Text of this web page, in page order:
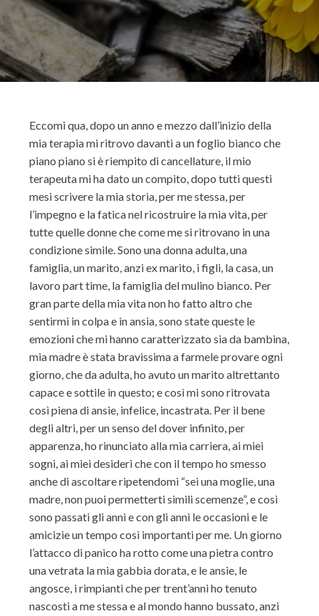
Eccomi qua, dopo un anno e mezzo dall’inizio della
mia terapia mi ritrovo davanti a un foglio bianco che
piano piano si è riempito di cancellature, il mio
terapeuta mi ha dato un compito, dopo tutti questi
mesi scrivere la mia storia, per me stessa, per
l’impegno e la fatica nel ricostruire la mia vita, per
tutte quelle donne che come me si ritrovano in una
condizione simile. Sono una donna adulta, una
famiglia, un marito, anzi ex marito, i figli, la casa, un
lavoro part time, la famiglia del mulino bianco. Per
gran parte della mia vita non ho fatto altro che
sentirmi in colpa e in ansia, sono state queste le
emozioni che mi hanno caratterizzato sia da bambina,
mia madre è stata bravissima a farmele provare ogni
giorno, che da adulta, ho avuto un marito altrettanto
capace e sottile in questo; e così mi sono ritrovata
così piena di ansie, infelice, incastrata. Per il bene
degli altri, per un senso del dover infinito, per
apparenza, ho rinunciato alla mia carriera, ai miei
sogni, ai miei desideri che con il tempo ho smesso
anche di ascoltare ripetendomi “sei una moglie, una
madre, non puoi permetterti simili scemenze”, e così
sono passati gli anni e con gli anni le occasioni e le
amicizie un tempo così importanti per me. Un giorno
l’attacco di panico ha rotto come una pietra contro
una vetrata la mia gabbia dorata, e le ansie, le
angosce, i rimpianti che per trent’anni ho tenuto
nascosti a me stessa e al mondo hanno bussato, anzi